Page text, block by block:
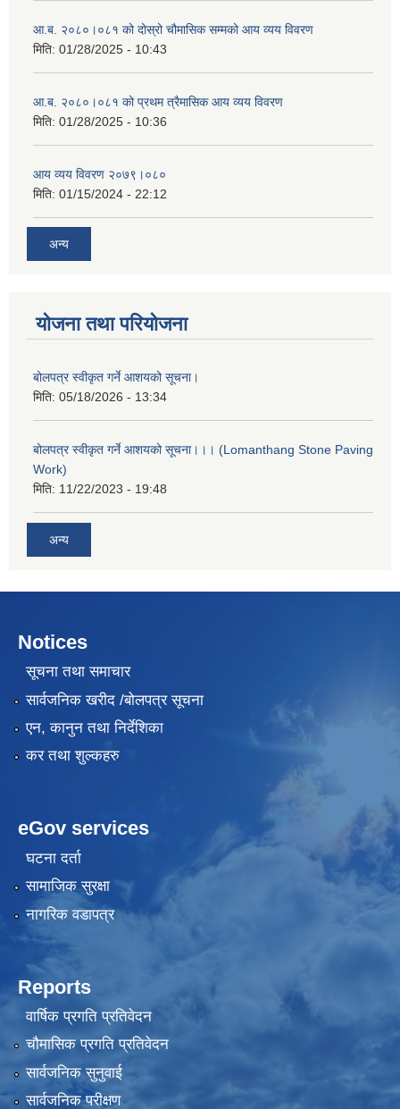
आ.ब. २०८०।०८१ को दोस्रो चौमासिक सम्मको आय व्यय विवरण
मिति: 01/28/2025 - 10:43
आ.ब. २०८०।०८१ को प्रथम त्रैमासिक आय व्यय विवरण
मिति: 01/28/2025 - 10:36
आय व्यय विवरण २०७९।०८०
मिति: 01/15/2024 - 22:12
अन्य
योजना तथा परियोजना
बोलपत्र स्वीकृत गर्ने आशयको सूचना।
मिति: 05/18/2026 - 13:34
बोलपत्र स्वीकृत गर्ने आशयको सूचना।।। (Lomanthang Stone Paving
Work)
मिति: 11/22/2023 - 19:48
अन्य
Notices
सूचना तथा समाचार
सार्वजनिक खरीद /बोलपत्र सूचना
एन, कानुन तथा निर्देशिका
कर तथा शुल्कहरु
eGov services
घटना दर्ता
सामाजिक सुरक्षा
नागरिक वडापत्र
Reports
वार्षिक प्रगति प्रतिवेदन
चौमासिक प्रगति प्रतिवेदन
सार्वजनिक सुनुवाई
सार्वजनिक परीक्षण